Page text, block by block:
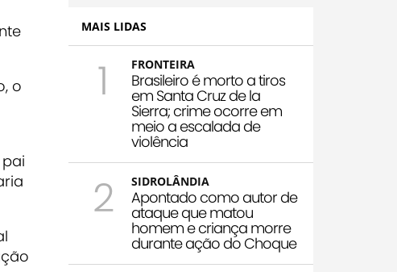
o
MAIS LIDAS
1 FRONTEIRA
Brasileiro é morto a tiros
em Santa Cruz de la
Sierra; crime ocorre em
meio a escalada de
violência
2 SIDROLÂNDIA
Apontado como autor de
ataque que matou
homem e criança morre
durante ação do Choque